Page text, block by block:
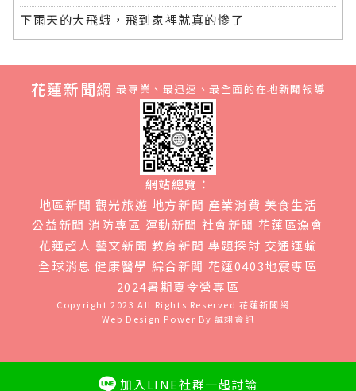
下雨天的大飛蛾，飛到家裡就真的慘了
花蓮新聞網 最專業、最迅速、最全面的在地新聞報導
網站總覽：
地區新聞 觀光旅遊 地方新聞 產業消費 美食生活
公益新聞 消防專區 運動新聞 社會新聞 花蓮區漁會
花蓮超人 藝文新聞 教育新聞 專題探討 交通運輸
全球消息 健康醫學 綜合新聞 花蓮0403地震專區
2024暑期夏令營專區
Copyright 2023 All Rights Reserved花蓮新聞網
Web Design Power By 誠翊資訊
加入LINE社群一起討論